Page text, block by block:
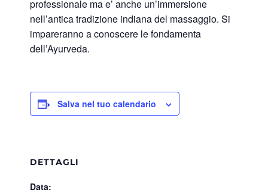
professionale ma e’ anche un’immersione
nell’antica tradizione indiana del massaggio. Si
impareranno a conoscere le fondamenta
dell’Ayurveda.
Salva nel tuo calendario
DETTAGLI
Data: